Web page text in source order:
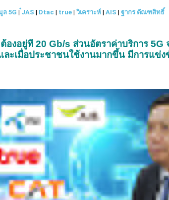
ล 5G | ๋JAS | Dtac | true | วิเคราะห์ | AIS | ฐากร ตัณฑสิทธิ์
องอยู่ที่ 20 Gb/s ส่วนอัตราค่าบริการ 5G
ละเมื่อประชาชนใช้งานมากขึ้น มีการแข่